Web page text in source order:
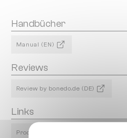
Handbücher
Manual (EN)
Reviews
Review by bonedo.de (DE)
Links
Product Page